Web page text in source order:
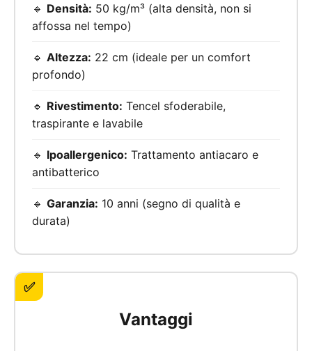
🔹 Densità: 50 kg/m³ (alta densità, non si
affossa nel tempo)
🔹 Altezza: 22 cm (ideale per un comfort
profondo)
🔹 Rivestimento: Tencel sfoderabile,
traspirante e lavabile
🔹 Ipoallergenico: Trattamento antiacaro e
antibatterico
🔹 Garanzia: 10 anni (segno di qualità e
durata)
✅
Vantaggi